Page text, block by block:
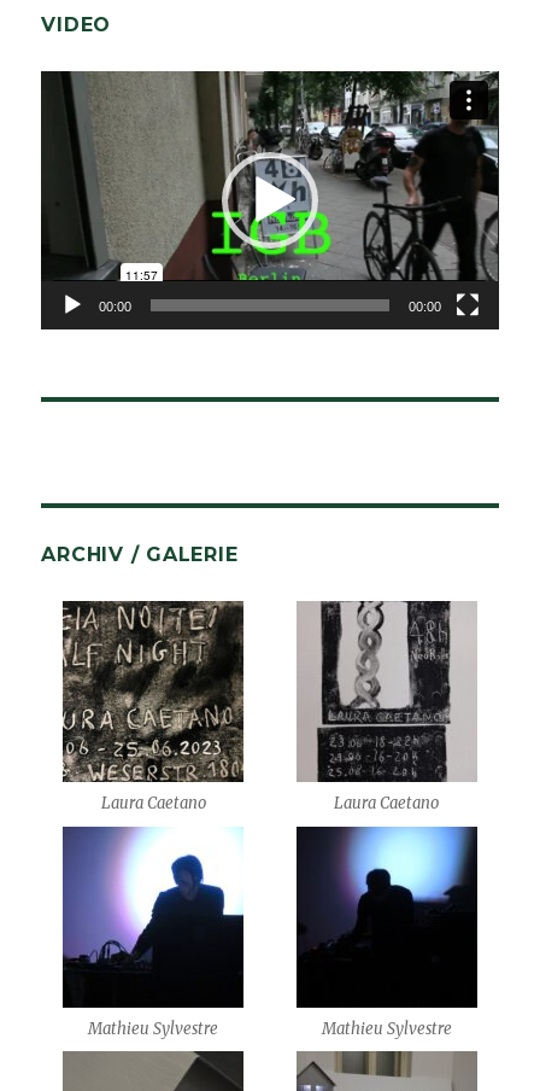
VIDEO
Video-
Player
00:00 00:00
ARCHIV / GALERIE
Laura Caetano Laura Caetano
Mathieu Sylvestre Mathieu Sylvestre